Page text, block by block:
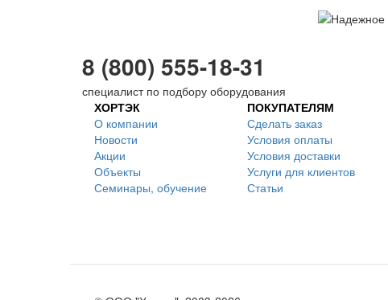
8 (800) 555-18-31
специалист по подбору оборудования
ХОРТЭК
О компании
Новости
Акции
Объекты
Семинары, обучение
ПОКУПАТЕЛЯМ
Сделать заказ
Условия оплаты
Условия доставки
Услуги для клиентов
Статьи